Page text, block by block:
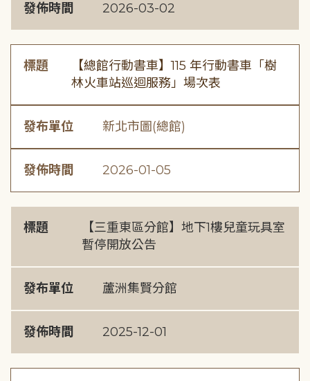
發佈時間 2026-03-02
標題
【總館行動書車】115 年行動書車「樹
林火車站巡迴服務」場次表
發布單位 新北市圖(總館)
發佈時間 2026-01-05
標題
【三重東區分館】地下1樓兒童玩具室
暫停開放公告
發布單位 蘆洲集賢分館
發佈時間 2025-12-01